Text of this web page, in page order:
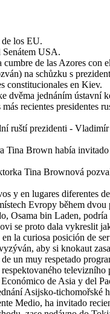
de los EU.
USA.
de las Azores con
na schůzku s
constitucionales en Kiev.
dvěma jednáním ústavní
recientes
ruští prezidenti -
Tina Brown había
Tina Brownová
y en lugares diferentes
Evropy během
Osama bin Laden,
se proto dala vykreslit
la curiosa posición de
aby si knokaut
un muy respetado
televizního
de Asia y del
Asijsko-tichomořské
Medio, ha invitado